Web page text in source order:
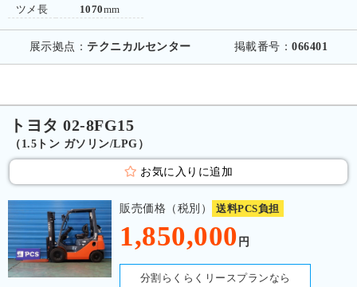
ツメ長 1070mm
展示拠点： テクニカルセンター 掲載番号：066401
トヨタ 02-8FG15
（1.5トン ガソリン/LPG）
お気に入りに追加
販売価格（税別） 送料PCS負担
1,850,000 円
分割らくらくリースプランなら